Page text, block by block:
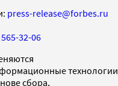
press-release@forbes.ru
32-06
технологии
сбора,